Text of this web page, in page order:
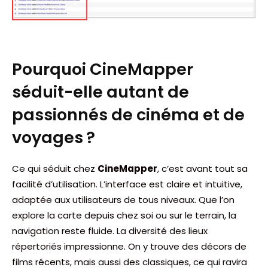
Pourquoi CineMapper
séduit-elle autant de
passionnés de cinéma et de
voyages ?
Ce qui séduit chez CineMapper, c’est avant tout sa
facilité d’utilisation. L’interface est claire et intuitive,
adaptée aux utilisateurs de tous niveaux. Que l’on
explore la carte depuis chez soi ou sur le terrain, la
navigation reste fluide. La diversité des lieux
répertoriés impressionne. On y trouve des décors de
films récents, mais aussi des classiques, ce qui ravira